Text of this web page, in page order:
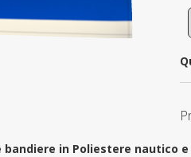
in Poliestere nautico e